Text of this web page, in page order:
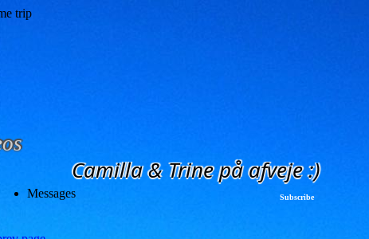
Subscribe
Camilla & Trine på afveje :)
Messages